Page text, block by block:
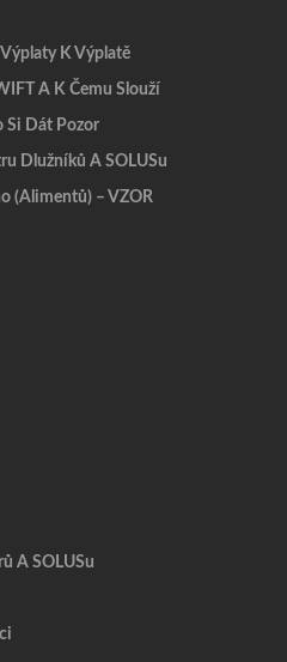
K Výplatě
A K Čemu Slouží
Si Dát Pozor
Dlužníků A SOLUSu
(alimentů) – VZOR
A SOLUSu